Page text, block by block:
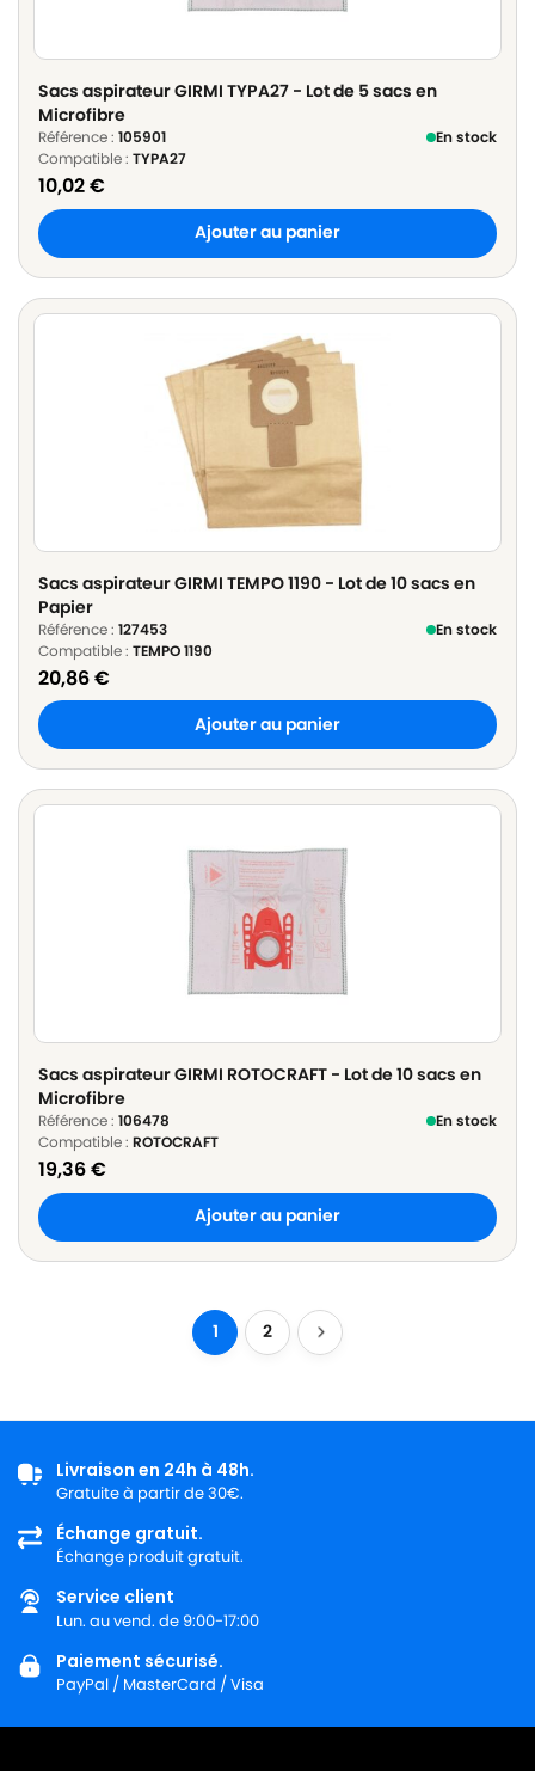
Sacs aspirateur GIRMI TYPA27 - Lot de 5 sacs en
Microfibre
Référence : 105901
En stock
Compatible : TYPA27
10,02€
Ajouter au panier
Sacs aspirateur GIRMI TEMPO 1190 - Lot de 10 sacs en
Papier
Référence : 127453
En stock
Compatible : TEMPO 1190
20,86€
Ajouter au panier
Sacs aspirateur GIRMI ROTOCRAFT - Lot de 10 sacs en
Microfibre
Référence : 106478
En stock
Compatible : ROTOCRAFT
19,36€
Ajouter au panier
1 2
Livraison en 24h à 48h.
Gratuite à partir de 30€.
Échange gratuit.
Échange produit gratuit.
Service client
Lun. au vend. de 9:00-17:00
Paiement sécurisé.
PayPal / MasterCard / Visa